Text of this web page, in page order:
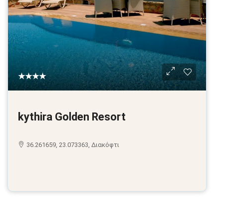
★★★★
kythira Golden Resort
36.261659, 23.073363, Διακόφτι